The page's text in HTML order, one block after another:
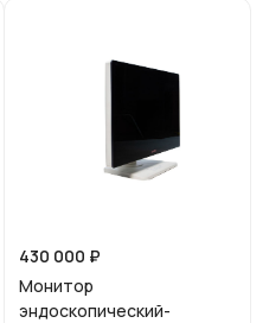
430 000 ₽
Монитор
эндоскопический-